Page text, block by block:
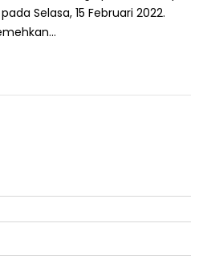
Selasa, 15 Februari 2022.